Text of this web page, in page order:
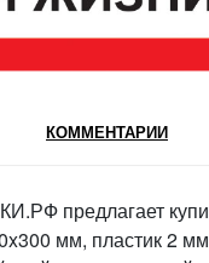
КОММЕНТАРИИ
предлагает
мм, пластик 2